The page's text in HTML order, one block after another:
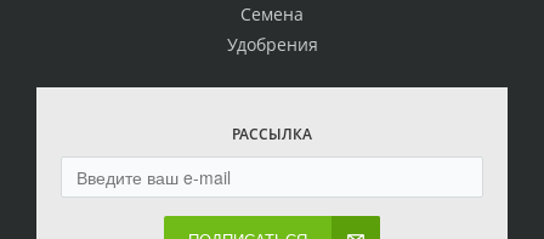
Семена
Удобрения
РАССЫЛКА